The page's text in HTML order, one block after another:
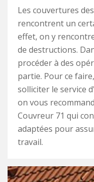
Les couvertures
rencontrent un
effet, on y
de destructions.
procéder à des
partie. Pour ce
solliciter le service
on vous
Couvreur 71 qui
adaptées pour
travail.